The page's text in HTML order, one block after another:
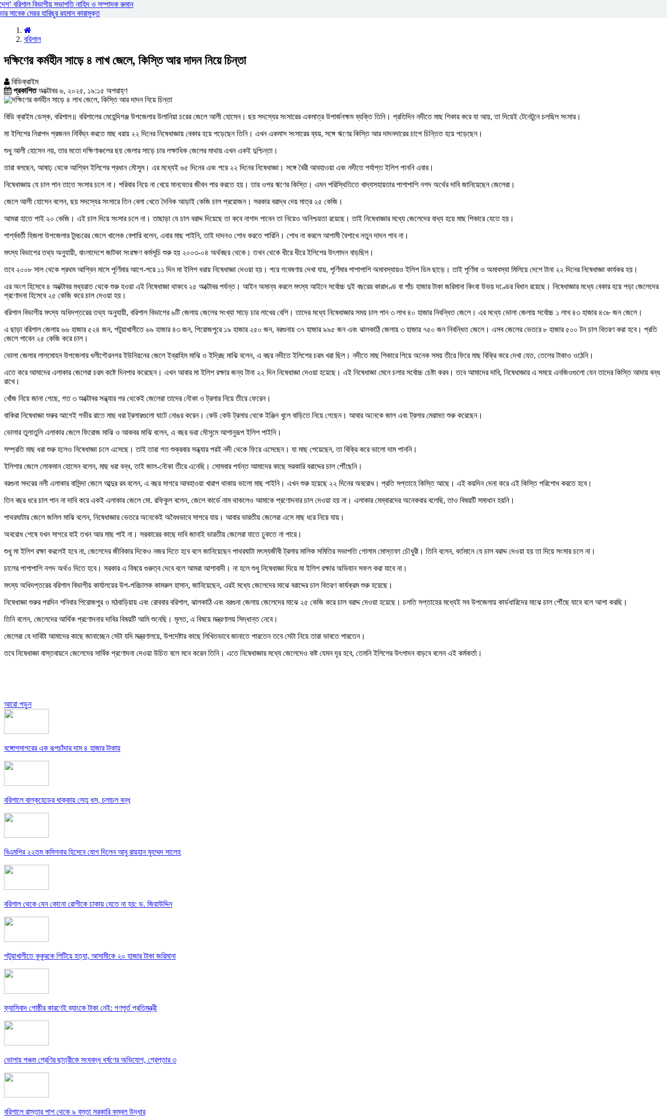
বরিশাল বিভাগীয় সভাপতি নাহিদ ও সম্পাদক রুমান
সাবেক মেয়র হারিছুর রহমান কারামুক্ত
বরিশাল
দক্ষিণের কর্মহীন সাড়ে ৪ লাখ জেলে, কিস্তি আর দাদন নিয়ে চিন্তা
বিডিক্রাইম
প্রকাশিতঅক্টোবর ৬, ২০২৫, ১৯:১৫ অপরাহ্ণ
বিডি ক্রাইম ডেস্ক, বরিশাল॥ বরিশালের মেহেন্দিগঞ্জ উপজেলার উলানিয়া চরের জেলে আলী হোসেন। ছয় সদস্যের সংসারের একমাত্র উপার্জনক্ষম ব্যক্তি তিনি। প্রতিদিন নদীতে মাছ শিকার করে যা আয়, তা দিয়েই টেনেটুনে চলছিল সংসার।
মা ইলিশের নিরাপদ প্রজনন নির্বিঘ্ন করতে মাছ ধরায় ২২ দিনের নিষেধাজ্ঞায় বেকার হয়ে পড়েছেন তিনি। এখন একমাস সংসারের ব্যয়, সঙ্গে ঋণের কিস্তি আর দাদনদারের চাপে চিন্তিত হয়ে পড়েছেন।
শুধু আলী হোসেন নয়, তার মতো দক্ষিণাঞ্চলের ছয় জেলার সাড়ে চার লক্ষাধিক জেলের মাথায় এখন একই দুশ্চিন্তা।
তারা বলছেন, আষাঢ় থেকে আশ্বিন ইলিশের প্রধান মৌসুম। এর মধ্যেই ৬৫ দিনের এবং পরে ২২ দিনের নিষেধাজ্ঞা। সঙ্গে বৈরী আবহাওয়া এবং নদীতে পর্যাপ্ত ইলিশ পাননি এবার।
নিষেধাজ্ঞায় যে চাল পান তাতে সংসার চলে না। পরিবার নিয়ে না খেয়ে মানবেতর জীবন পার করতে হয়। তার ওপর ঋণের কিস্তি। এমন পরিস্থিতিতে খাদ্যসহায়তার পাশাপাশি নগদ অর্থের দাবি জানিয়েছেন জেলেরা।
জেলে আলী হোসেন বলেন, ছয় সদস্যের সংসারে তিন বেলা খেতে দৈনিক আড়াই কেজি চাল প্রয়োজন। সরকার বরাদ্ধ দেয় মাত্র ২৫ কেজি।
আমরা হাতে পাই ২০ কেজি। এই চাল দিয়ে সংসার চলে না। তাছাড়া যে চাল বরাদ্দ দিয়েছে তা কবে নাগাদ পাবেন তা নিয়েও অনিশ্চয়তা রয়েছে। তাই নিষেধাজ্ঞার মধ্যে জেলেদের বাধ্য হয়ে মাছ শিকারে যেতে হয়।
পার্শ্ববর্তী হিজলা উপজেলার টুমচরের জেলে খালেক বেপারি বলেন, এবার মাছ পাইনি, তাই দাদনও শোধ করতে পারিনি। শোধ না করলে আগামী বৈশাখে নতুন দাদন পাব না।
মৎস্য বিভাগের তথ্য অনুযায়ী, বাংলাদেশে জাটকা সংরক্ষণ কর্মসূচি শুরু হয় ২০০৩-০৪ অর্থবছর থেকে। তখন থেকে ধীরে ধীরে ইলিশের উৎপাদন বাড়ছিল।
তবে ২০০৮ সাল থেকে প্রথম আশ্বিন মাসে পূর্ণিমার আগে-পরে ১১ দিন মা ইলিশ ধরায় নিষেধাজ্ঞা দেওয়া হয়। পরে গবেষণায় দেখা যায়, পূর্ণিমার পাশাপাশি অমাবস্যায়ও ইলিশ ডিম ছাড়ে। তাই পূর্ণিমা ও অমাবস্যা মিলিয়ে দেশে টানা ২২ দিনের নিষেধাজ্ঞা কার্যকর হয়।
এর অংশ হিসেবে ৪ অক্টোবর মধ্যরাত থেকে শুরু হওয়া এই নিষেধাজ্ঞা থাকবে ২৫ অক্টোবর পর্যন্ত। আইন অমান্য করলে মৎস্য আইনে সর্বোচ্চ দুই বছরের কারাদণ্ড বা পাঁচ হাজার টাকা জরিমানা কিংবা উভয় দণ্ডের বিধান রয়েছে। নিষেধাজ্ঞার মধ্যে বেকার হয়ে পড়া জেলেদের
প্রণোদনা হিসেবে ২৫ কেজি করে চাল দেওয়া হয়।
বরিশাল বিভাগীয় মৎস্য অধিদপ্তরের তথ্য অনুযায়ী, বরিশাল বিভাগের ৬টি জেলায় জেলের সংখ্যা সাড়ে চার লাখের বেশি। তাদের মধ্যে নিষেধাজ্ঞার সময় চাল পান ৩ লাখ ৪০ হাজার নিবন্ধিত জেলে। এর মধ্যে ভোলা জেলায় সর্বোচ্চ ১ লাখ ৪৩ হাজার ৪৩৮ জন জেলে।
এ ছাড়া বরিশাল জেলায় ৬৬ হাজার ৫২৪ জন, পটুয়াখালীতে ৬৯ হাজার ৪৩ জন, পিরোজপুরে ১৯ হাজার ২৫০ জন, বরগুনায় ৩৭ হাজার ৯৯৫ জন এবং ঝালকাঠি জেলায় ৩ হাজার ৭৫০ জন নিবন্ধিত জেলে। এসব জেলের ভেতরে ৮ হাজার ৫০০ টন চাল বিতরণ করা হবে। প্রতি
জেলে পাবেন ২৫ কেজি করে চাল।
ভোলা জেলার লালমোহন উপজেলার ধলীগৌরনগর ইউনিয়নের জেলে ইব্রাহিম মাঝি ও ইদ্রিছ মাঝি বলেন, এ বছর নদীতে ইলিশের চরম খরা ছিল। নদীতে মাছ শিকারে গিয়ে অনেক সময় তীরে ফিরে মাছ বিক্রি করে দেখা যেত, তেলের টাকাও ওঠেনি।
এতে করে আমাদের এলাকার জেলেরা চরম কষ্টে দিনপার করেছেন। এখন আবার মা ইলিশ রক্ষার জন্য টানা ২২ দিন নিষেধাজ্ঞা দেওয়া হয়েছে। এই নিষেধাজ্ঞা মেনে চলার সর্বোচ্চ চেষ্টা করব। তবে আমাদের দাবি, নিষেধাজ্ঞার এ সময়ে এনজিওগুলো যেন তাদের কিস্তি আদায় বন্ধ
রাখে।
খোঁজ নিয়ে জানা গেছে, গত ৩ অক্টোবর সন্ধ্যার পর থেকেই জেলেরা তাদের নৌকা ও ট্রলার নিয়ে তীরে ফেরেন।
বাকিরা নিষেধাজ্ঞা শুরুর আগেই গভীর রাতে মাছ ধরা ট্রলারগুলো ঘাটে নোঙর করেন। কেউ কেউ ট্রলার থেকে ইঞ্জিন খুলে বাড়িতে নিয়ে গেছেন। আবার অনেকে জাল এবং ট্রলার মেরামত শুরু করেছেন।
ভোলার তুলাতুলি এলাকার জেলে ফিরোজ মাঝি ও আকবর মাঝি বলেন, এ বছর ভরা মৌসুমে আশানুরূপ ইলিশ পাইনি।
সম্প্রতি মাছ ধরা শুরু হলেও নিষেধাজ্ঞা চলে এসেছে। তাই তারা গত শুক্রবার সন্ধ্যার পরই নদী থেকে ফিরে এসেছেন। যা মাছ পেয়েছেন, তা বিক্রি করে ভালো দাম পাননি।
ইলিশার জেলে লোকমান হোসেন বলেন, মাছ ধরা বন্ধ, তাই জাল-নৌকা তীরে এনেছি। সোমবার পর্যন্ত আমাদের কাছে সরকারি বরাদ্দের চাল পৌঁছেনি।
বরগুনা সদরের নলী এলাকার বাসিন্দা জেলে আব্দুর রব বলেন, এ বছর সাগরে আবহাওয়া খারাপ থাকায় ভালো মাছ পাইনি। এখন শুরু হয়েছে ২২ দিনের অবরোধ। প্রতি সপ্তাহে কিস্তি আছে। এই কয়দিন দেনা করে এই কিস্তি পরিশোধ করতে হবে।
তিন বছর ধরে চাল পান না দাবি করে একই এলাকার জেলে মো. রফিকুল বলেন, জেলে কার্ডে নাম থাকলেও আমাকে প্রণোদনার চাল দেওয়া হয় না। এলাকার মেম্বারদের অনেকবার বলেছি, তাও বিষয়টি সমাধান হয়নি।
পাথরঘাটার জেলে জলিল মাঝি বলেন, নিষেধাজ্ঞার ভেতরে অনেকেই অবৈধভাবে সাগরে যায়। আবার ভারতীয় জেলেরা এসে মাছ ধরে নিয়ে যায়।
অবরোধ শেষে যখন সাগরে যাই তখন আর মাছ পাই না। সরকারের কাছে দাবি জানাই ভারতীয় জেলেরা যাতে ঢুকতে না পারে।
শুধু মা ইলিশ রক্ষা করলেই হবে না, জেলেদের জীবিকার দিকেও নজর দিতে হবে বলে জানিয়েছেন পাথরঘাটা মৎস্যজীবী ট্রলার মালিক সমিতির সভাপতি গোলাম মোস্তফা চৌধুরী। তিনি বলেন, বর্তমানে যে চাল বরাদ্দ দেওয়া হয় তা দিয়ে সংসার চলে না।
চালের পাশাপাশি নগদ অর্থও দিতে হবে। সরকার এ বিষয়ে গুরুত্ব দেবে বলে আমরা আশাবাদী। না হলে শুধু নিষেধাজ্ঞা দিয়ে মা ইলিশ রক্ষার অভিযান সফল করা যাবে না।
মৎস্য অধিদপ্তরের বরিশাল বিভাগীয় কার্যালয়ের উপ-পরিচালক কামরুল হাসান, জানিয়েছেন, এরই মধ্যে জেলেদের মাঝে বরাদ্দের চাল বিতরণ কার্যক্রম শুরু হয়েছে।
নিষেধাজ্ঞা শুরুর পরদিন শনিবার পিরোজপুর ও মঠবাড়িয়ায় এবং রোববার বরিশাল, ঝালকাঠি এবং বরগুনা জেলায় জেলেদের মাঝে ২৫ কেজি করে চাল বরাদ্দ দেওয়া হয়েছে। চলতি সপ্তাহের মধ্যেই সব উপজেলায় কার্ডধারিদের মাঝে চাল পৌঁছে যাবে বলে আশা করছি।
তিনি বলেন, জেলেদের আর্থিক প্রণোদনার দাবির বিষয়টি আমি শুনেছি। মূলত, এ বিষয়ে মন্ত্রণালয় সিদ্ধান্ত নেবে।
জেলেরা যে দাবিটা আমাদের কাছে জানাচ্ছেন সেটা যদি মন্ত্রণালয়ে, উপদেষ্টার কাছে লিখিতভাবে জানাতে পারতেন তবে সেটা নিয়ে তারা ভাবতে পারতেন।
তবে নিষেধাজ্ঞা বাস্তবায়নে জেলেদের সার্বিক প্রণোদনা দেওয়া উচিত বলে মনে করেন তিনি। এতে নিষেধাজ্ঞার মধ্যে জেলেদেও কষ্ট যেমন দূর হবে, তেমনি ইলিশের উৎপাদন বাড়বে বলেন এই কর্মকর্তা।
আরো পড়ুন
বঙ্গোপসাগরের এক রূপচাঁদার দাম ৪ হাজার টাকায়
বরিশালে বাল্কহেডের ধাক্কায় সেতু ধস, চলাচল বন্ধ
বিএমপির ২২তম কমিশনার হিসেবে যোগ দিলেন আবু রায়হান মুহম্মদ সালেহ
বরিশাল থেকে যেন কোনো রোগীকে ঢাকায় যেতে না হয়: ড. জিয়াউদ্দিন
পটুয়াখালীতে কুকুরকে পিটিয়ে হত্যা, আসামীকে ২০ হাজার টাকা জরিমানা
ফ্যাসিবাদ গোষ্ঠীর কারণেই ব্যাংকে টাকা নেই: গণপূর্ত প্রতিমন্ত্রী
ভোলায় পঞ্চম শ্রেণির ছাত্রীকে সংঘবদ্ধ ধর্ষণের অভিযোগ, গ্রেপ্তার ৩
বরিশালে রাস্তার পাশ থেকে ৯ বস্তা সরকারি কম্বল উদ্ধার